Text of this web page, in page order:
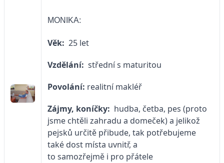
MONIKA:
Věk: 25 let
Vzdělání: střední s maturitou
Povolání: realitní makléř
Zájmy, koníčky: hudba, četba, pes (proto
jsme chtěli zahradu a domeček) a jelikož
pejsků určitě přibude, tak potřebujeme
také dost místa uvnitř, a
to samozřejmě i pro přátele